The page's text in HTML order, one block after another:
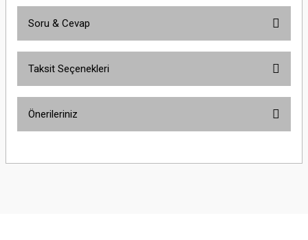
Soru & Cevap
Taksit Seçenekleri
Önerileriniz
yetersiz gördüğünüz noktaları öneri formunu kullanarak tarafımıza